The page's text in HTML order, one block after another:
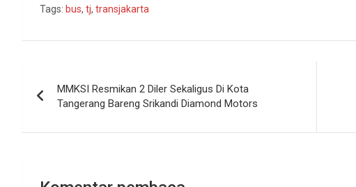
Tags: bus, tj, transjakarta
pos
MMKSI Resmikan 2 Diler Sekaligus Di Kota
Tangerang Bareng Srikandi Diamond Motors